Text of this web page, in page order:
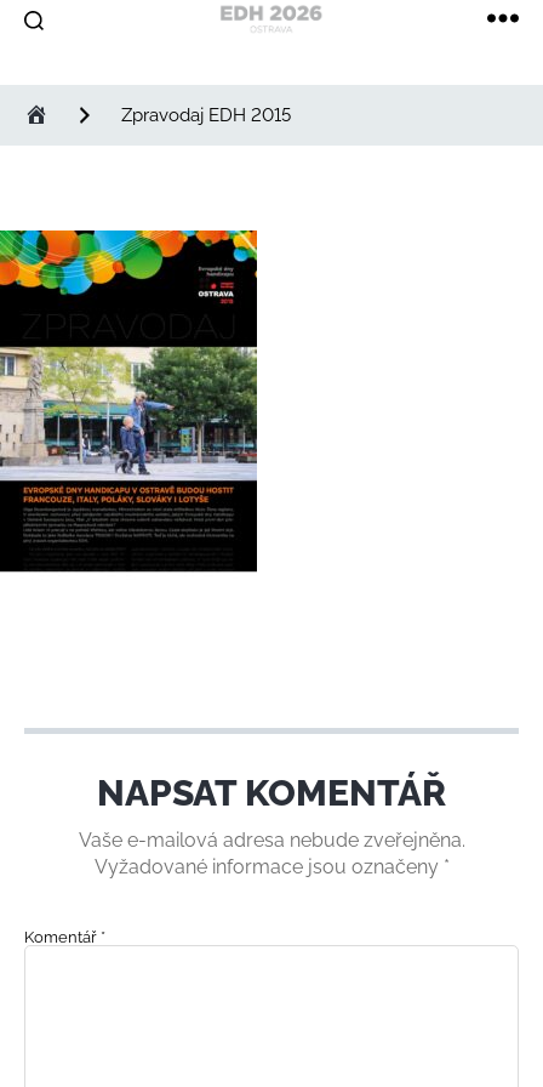
handicapu
Zpravodaj EDH 2015
NAPSAT KOMENTÁŘ
Vaše e-mailová adresa nebude zveřejněna.
Vyžadované informace jsou označeny *
Komentář *